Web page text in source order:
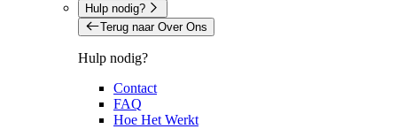
Hulp nodig?
Terug naar Over Ons
Hulp nodig?
Contact
FAQ
Hoe Het Werkt